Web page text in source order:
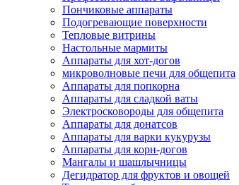
Пончиковые аппараты
Подогревающие поверхности
Тепловые витрины
Настольные мармиты
Аппараты для хот-догов
микроволновые печи для общепита
Аппараты для попкорна
Аппараты для сладкой ваты
Электросковороды для общепита
Аппараты для донатсов
Аппараты для варки кукурузы
Аппараты для корн-догов
Мангалы и шашлычницы
Дегидратор для фруктов и овощей